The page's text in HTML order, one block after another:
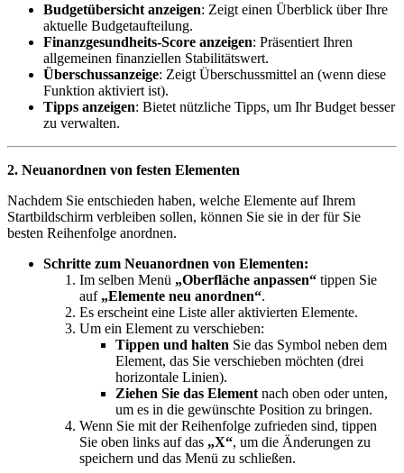
Budgetübersicht anzeigen: Zeigt einen Überblick über Ihre
aktuelle Budgetaufteilung.
Finanzgesundheits-Score anzeigen: Präsentiert Ihren
allgemeinen finanziellen Stabilitätswert.
Überschussanzeige: Zeigt Überschussmittel an (wenn diese
Funktion aktiviert ist).
Tipps anzeigen: Bietet nützliche Tipps, um Ihr Budget besser
zu verwalten.
2. Neuanordnen von festen Elementen
Nachdem Sie entschieden haben, welche Elemente auf Ihrem
Startbildschirm verbleiben sollen, können Sie sie in der für Sie
besten Reihenfolge anordnen.
Schritte zum Neuanordnen von Elementen:
Im selben Menü „Oberfläche anpassen“ tippen Sie
auf „Elemente neu anordnen“.
Es erscheint eine Liste aller aktivierten Elemente.
Um ein Element zu verschieben:
Tippen und halten Sie das Symbol neben dem
Element, das Sie verschieben möchten (drei
horizontale Linien).
Ziehen Sie das Element nach oben oder unten,
um es in die gewünschte Position zu bringen.
Wenn Sie mit der Reihenfolge zufrieden sind, tippen
Sie oben links auf das „X“, um die Änderungen zu
speichern und das Menü zu schließen.